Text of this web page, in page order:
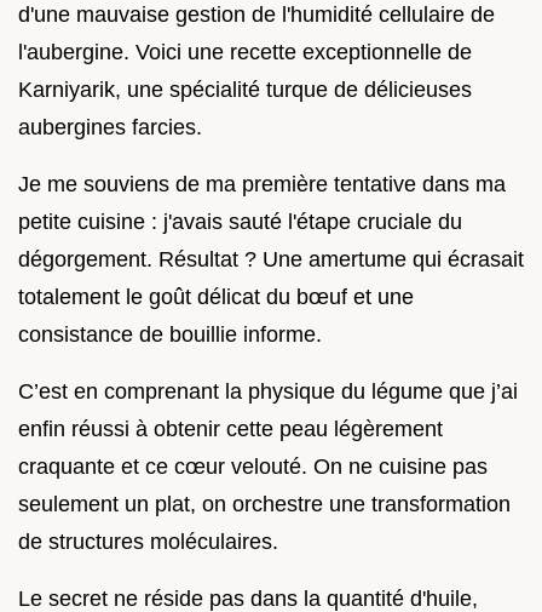
d'une mauvaise gestion de l'humidité cellulaire de
l'aubergine. Voici une recette exceptionnelle de
Karniyarik, une spécialité turque de délicieuses
aubergines farcies.
Je me souviens de ma première tentative dans ma
petite cuisine : j'avais sauté l'étape cruciale du
dégorgement. Résultat ? Une amertume qui écrasait
totalement le goût délicat du bœuf et une
consistance de bouillie informe.
C’est en comprenant la physique du légume que j’ai
enfin réussi à obtenir cette peau légèrement
craquante et ce cœur velouté. On ne cuisine pas
seulement un plat, on orchestre une transformation
de structures moléculaires.
Le secret ne réside pas dans la quantité d'huile,